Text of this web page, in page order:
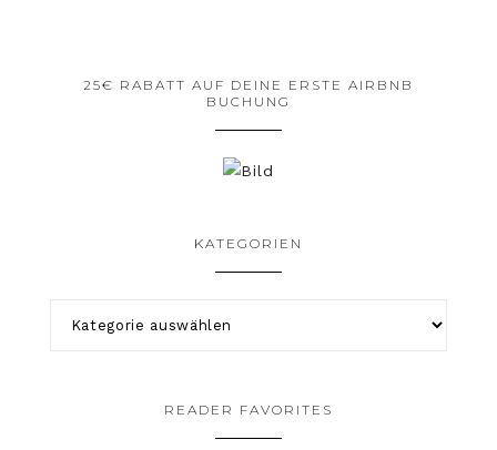
25€ RABATT AUF DEINE ERSTE AIRBNB
BUCHUNG
KATEGORIEN
READER FAVORITES